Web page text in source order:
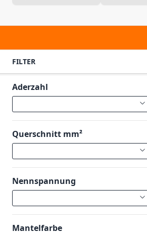
FILTER
Aderzahl
Querschnitt mm²
Nennspannung
Mantelfarbe